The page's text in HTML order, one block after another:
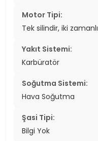
Motor Tipi:
Tek silindir, iki zamanlı
Yakıt Sistemi:
Karbüratör
Soğutma Sistemi:
Hava Soğutma
Şasi Tipi:
Bilgi Yok